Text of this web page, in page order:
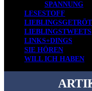
SPANNUNG
LESESTOFF
LIEBLINGSTWEETS
LINKS+DINGS
SIE HÖREN
WILL ICH HABEN